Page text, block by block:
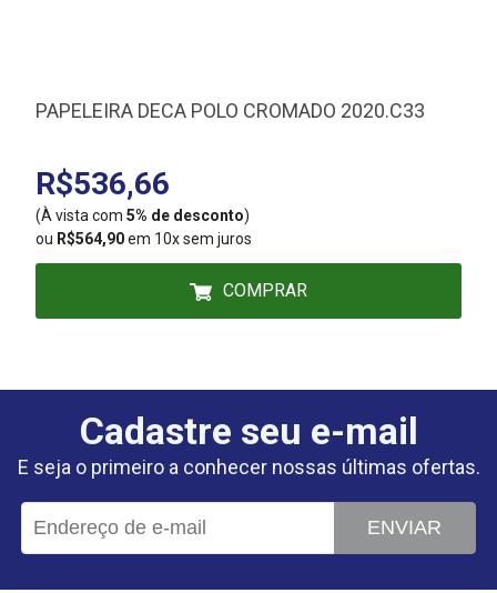
PAPELEIRA DECA POLO CROMADO 2020.C33
R$536,66
(À vista com 5% de desconto)
ou R$564,90em 10x sem juros
COMPRAR
Cadastre seu e-mail
E seja o primeiro a conhecer nossas últimas ofertas.
ENVIAR